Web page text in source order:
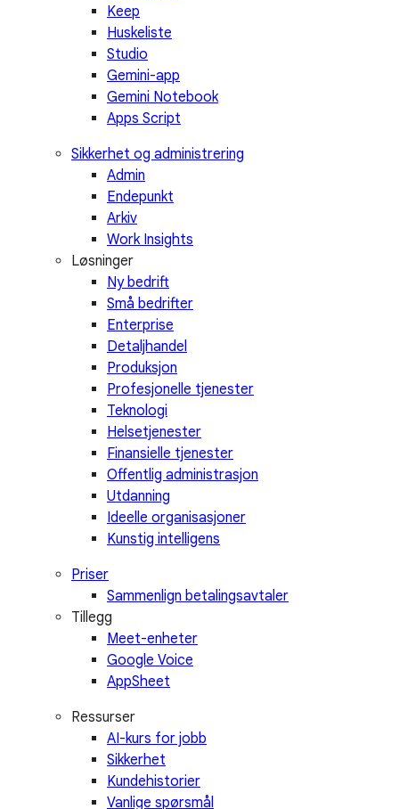
Keep
Huskeliste
Studio
Gemini-app
Gemini Notebook
Apps Script
Sikkerhet og administrering
Admin
Endepunkt
Arkiv
Work Insights
Løsninger
Ny bedrift
Små bedrifter
Enterprise
Detaljhandel
Produksjon
Profesjonelle tjenester
Teknologi
Helsetjenester
Finansielle tjenester
Offentlig administrasjon
Utdanning
Ideelle organisasjoner
Kunstig intelligens
Priser
Sammenlign betalingsavtaler
Tillegg
Meet-enheter
Google Voice
AppSheet
Ressurser
AI-kurs for jobb
Sikkerhet
Kundehistorier
Vanlige spørsmål